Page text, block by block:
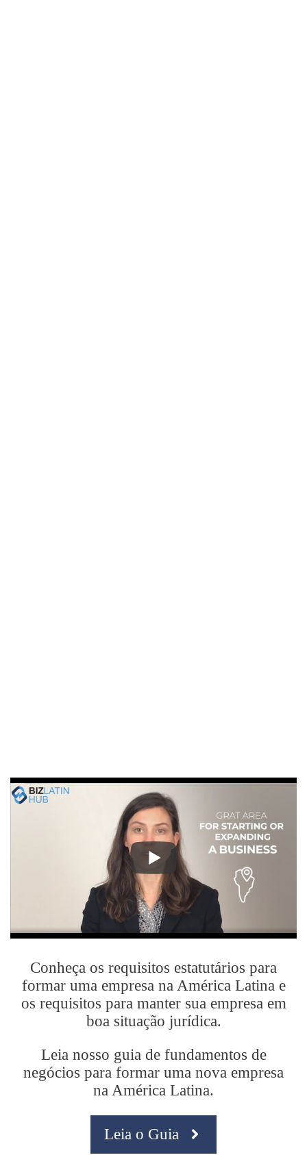
Conheça os requisitos estatutários para
formar uma empresa na América Latina e
os requisitos para manter sua empresa em
boa situação jurídica.
Leia nosso guia de fundamentos de
negócios para formar uma nova empresa
na América Latina.
Leia o Guia